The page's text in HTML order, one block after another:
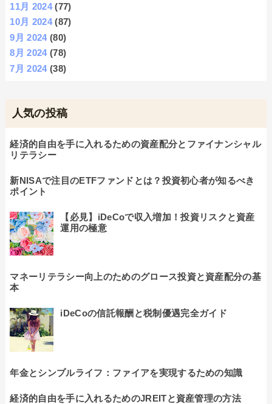
11月 2024(77)
10月 2024(87)
9月 2024(80)
8月 2024(78)
7月 2024(38)
人気の投稿
経済的自由を手に入れるための資産配分とファイナンシャル
リテラシー
新NISAで注目のETFファンドとは？投資初心者が知るべき
ポイント
【必見】iDeCoで収入増加！投資リスクと資産
運用の極意
マネーリテラシー向上のためのグロース投資と資産配分の基
本
iDeCoの信託報酬と税制優遇完全ガイド
年金とシンプルライフ：ファイアを実現するための知識
経済的自由を手に入れるためのJREITと資産管理の方法